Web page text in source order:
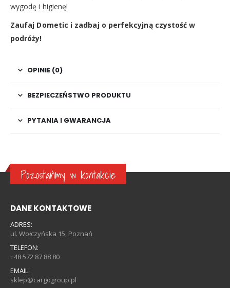
wygodę i higienę!
Zaufaj Dometic i zadbaj o perfekcyjną czystość w
podróży!
OPINIE (0)
BEZPIECZEŃSTWO PRODUKTU
PYTANIA I GWARANCJA
Pozostańmy w kontakcie
DANE KONTAKTOWE
ADRES:
ul. Wołczyńska 15, Poznań
TELEFON:
+48 572 87 88 80
EMAIL:
sklep@cargogroup.pl